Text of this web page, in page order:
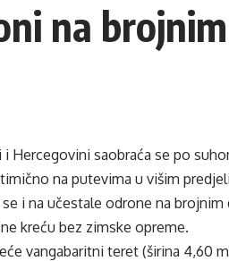
na
i Hercegovini saobraća se po
na putevima u višim
i na učestale odrone na
kreću bez zimske opreme.
vangabaritni teret (širina 4,60